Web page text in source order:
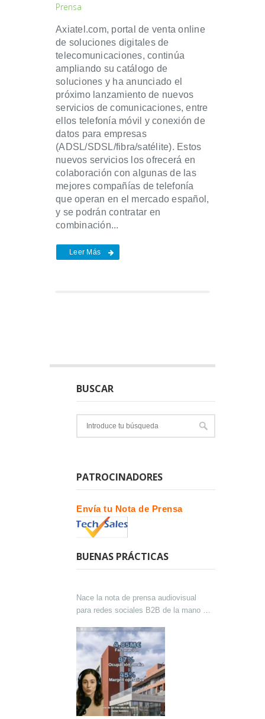
Prensa
Axiatel.com, portal de venta online
de soluciones digitales de
telecomunicaciones, continúa
ampliando su catálogo de
soluciones y ha anunciado el
próximo lanzamiento de nuevos
servicios de comunicaciones, entre
ellos telefonía móvil y conexión de
datos para empresas
(ADSL/SDSL/fibra/satélite). Estos
nuevos servicios los ofrecerá en
colaboración con algunas de las
mejores compañías de telefonía
que operan en el mercado español,
y se podrán contratar en
combinación...
Leer Más
BUSCAR
PATROCINADORES
Envía tu Nota de Prensa
BUENAS PRÁCTICAS
Nace la nota de prensa audiovisual
para redes sociales B2B de la mano de